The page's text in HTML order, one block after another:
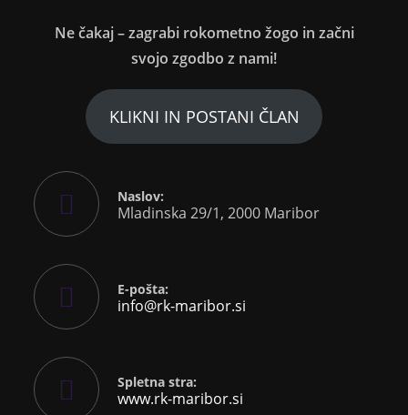
Ne čakaj – zagrabi rokometno žogo in začni
svojo zgodbo z nami!
KLIKNI IN POSTANI ČLAN
Naslov:
Mladinska 29/1, 2000 Maribor
E-pošta:
info@rk-maribor.si
Spletna stra:
www.rk-maribor.si